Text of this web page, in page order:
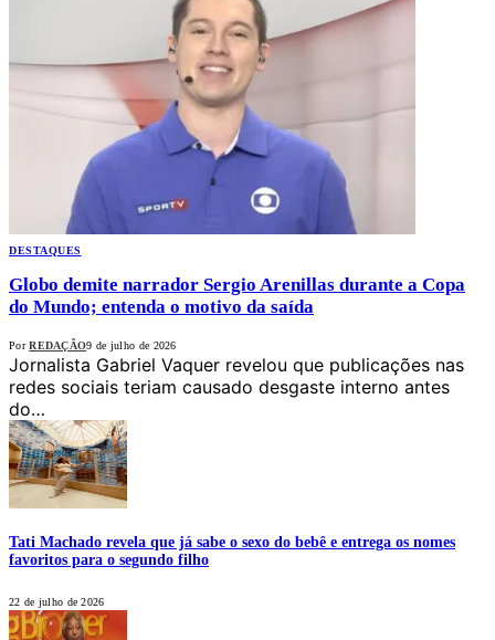
DESTAQUES
Globo demite narrador Sergio Arenillas durante a Copa
do Mundo; entenda o motivo da saída
Por REDAÇÃO9 de julho de 2026
Jornalista Gabriel Vaquer revelou que publicações nas
redes sociais teriam causado desgaste interno antes
do…
Tati Machado revela que já sabe o sexo do bebê e entrega os nomes
favoritos para o segundo filho
22 de julho de 2026